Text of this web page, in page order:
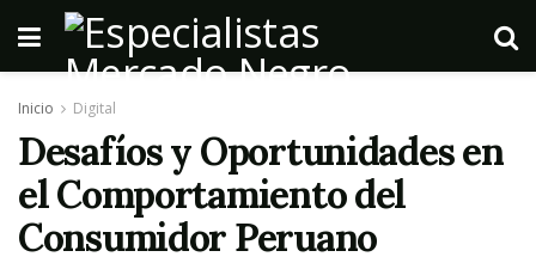
Inicio Digital
Desafíos y Oportunidades en
el Comportamiento del
Consumidor Peruano